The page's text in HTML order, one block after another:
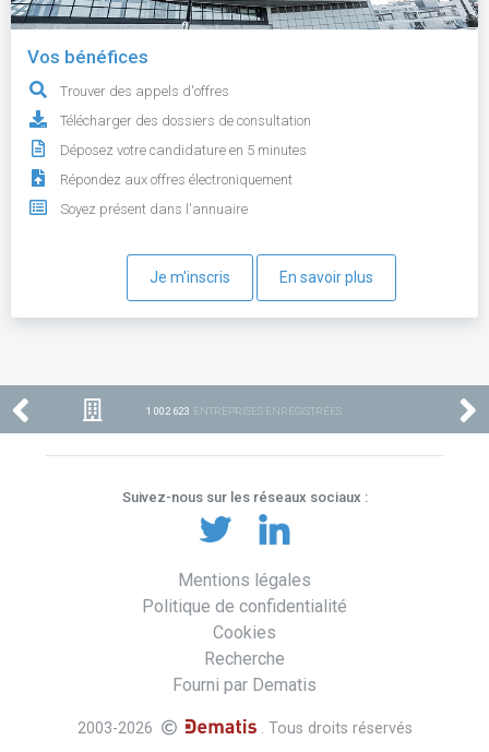
Vos bénéfices
Trouver des appels d'offres
Télécharger des dossiers de consultation
Déposez votre candidature en 5 minutes
Répondez aux offres électroniquement
Soyez présent dans l'annuaire
Je m'inscris En savoir plus
1 002 623 ENTREPRISES ENREGISTRÉES
Suivez-nous sur les réseaux sociaux :
Mentions légales
Politique de confidentialité
Cookies
Recherche
Fourni par Dematis
2003-2026 . Tous droits réservés